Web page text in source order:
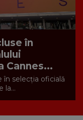
în
Cannes...
în selecția oficială
la...